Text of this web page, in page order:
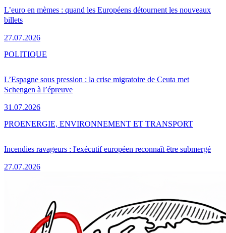
L’euro en mèmes : quand les Européens détournent les nouveaux
billets
27.07.2026
L’Espagne sous pression : la crise migratoire de Ceuta met
Schengen à l’épreuve
31.07.2026
POLITIQUE
Incendies ravageurs : l'exécutif européen reconnaît être submergé
27.07.2026
PROENERGIE, ENVIRONNEMENT ET TRANSPORT